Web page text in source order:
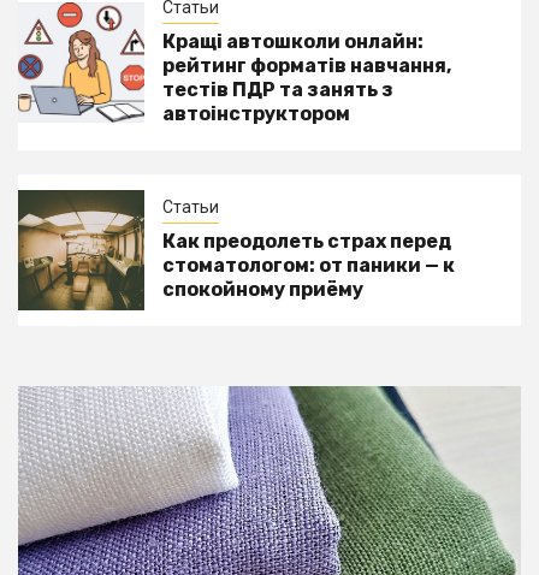
Статьи
Кращі автошколи онлайн:
рейтинг форматів навчання,
тестів ПДР та занять з
автоінструктором
Статьи
Как преодолеть страх перед
стоматологом: от паники — к
спокойному приёму
Блог